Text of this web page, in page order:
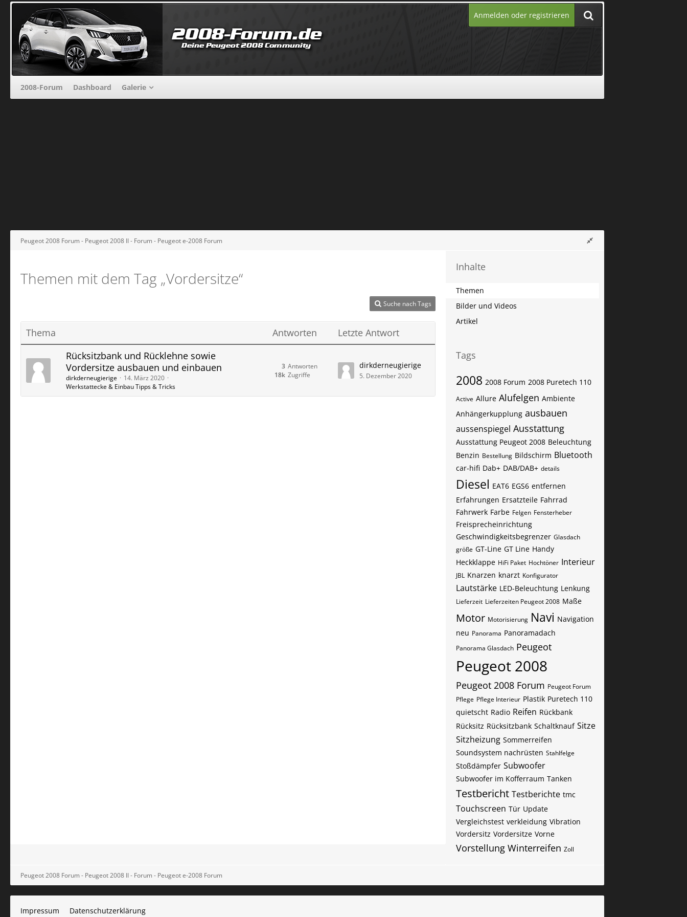
Anmelden oder registrieren
2008-Forum Dashboard Galerie
Peugeot 2008 Forum - Peugeot 2008 II - Forum - Peugeot e-2008 Forum
Themen mit dem Tag „Vordersitze“
Suche nach Tags
Thema Antworten
Letzte Antwort
Rücksitzbank und Rücklehne sowie
Vordersitze ausbauen und einbauen
dirkderneugierige
14. März 2020
Werkstattecke & Einbau Tipps & Tricks
Antworten
3
Zugriffe
18k
dirkderneugierige
5. Dezember 2020
Inhalte
Themen
Bilder und Videos
Artikel
Tags
2008 2008 Forum 2008 Puretech 110
Active Allure Alufelgen Ambiente
Anhängerkupplung ausbauen
aussenspiegel Ausstattung
Ausstattung Peugeot 2008 Beleuchtung
Benzin Bestellung Bildschirm Bluetooth
car-hifi Dab+ DAB/DAB+ details
Diesel EAT6 EGS6 entfernen
Erfahrungen Ersatzteile Fahrrad
Fahrwerk Farbe Felgen Fensterheber
Freisprecheinrichtung
Geschwindigkeitsbegrenzer Glasdach
größe GT-Line GT Line Handy
Heckklappe HiFi Paket Hochtöner Interieur
JBL Knarzen knarzt Konfigurator
Lautstärke LED-Beleuchtung Lenkung
Lieferzeit Lieferzeiten Peugeot 2008 Maße
Motor Motorisierung Navi Navigation
neu Panorama Panoramadach
Panorama Glasdach Peugeot
Peugeot 2008
Peugeot 2008 Forum Peugeot Forum
Pflege Pflege Interieur Plastik Puretech 110
quietscht Radio Reifen Rückbank
Rücksitz Rücksitzbank Schaltknauf Sitze
Sitzheizung Sommerreifen
Soundsystem nachrüsten Stahlfelge
Stoßdämpfer Subwoofer
Subwoofer im Kofferraum Tanken
Testbericht Testberichte tmc
Touchscreen Tür Update
Vergleichstest verkleidung Vibration
Vordersitz Vordersitze Vorne
Vorstellung Winterreifen Zoll
Peugeot 2008 Forum - Peugeot 2008 II - Forum - Peugeot e-2008 Forum
Impressum
Datenschutzerklärung